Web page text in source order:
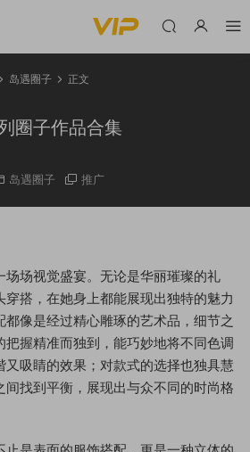
岛遇圈子 正文
圈子作品合集
岛遇圈子 推广
场场视觉盛宴。无论是华丽璀璨的礼
搭，在她身上都能展现出独特的魅力
像是经过精心雕琢的艺术品，细节之
握精准而独到，能巧妙地将不同色调
吸睛的效果；对款式的选择也独具慧
间找到平衡，展现出与众不同的时尚格